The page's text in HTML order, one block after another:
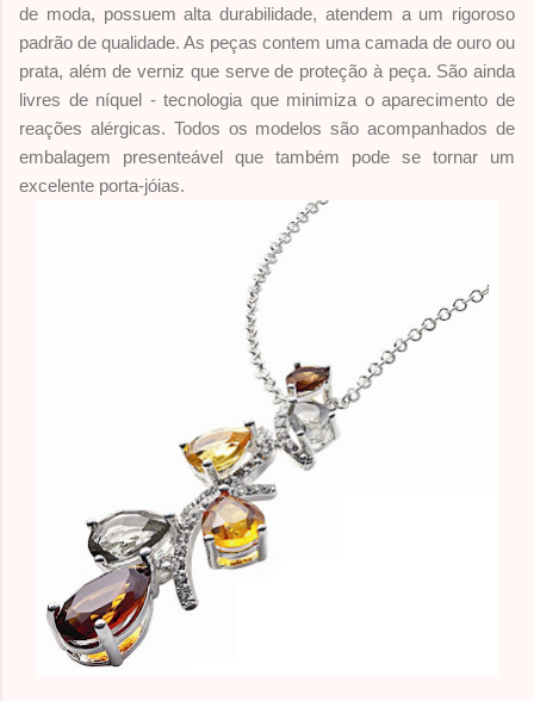
de moda, possuem alta durabilidade, atendem a um rigoroso
padrão de qualidade. As peças contem uma camada de ouro ou
prata, além deverniz que serve de proteção à peça. São ainda
livres de níquel - tecnologia que minimiza o aparecimento de
reações alérgicas. Todos os modelos são acompanhados de
embalagem presenteável que também pode se tornar um
excelente porta-jóias.